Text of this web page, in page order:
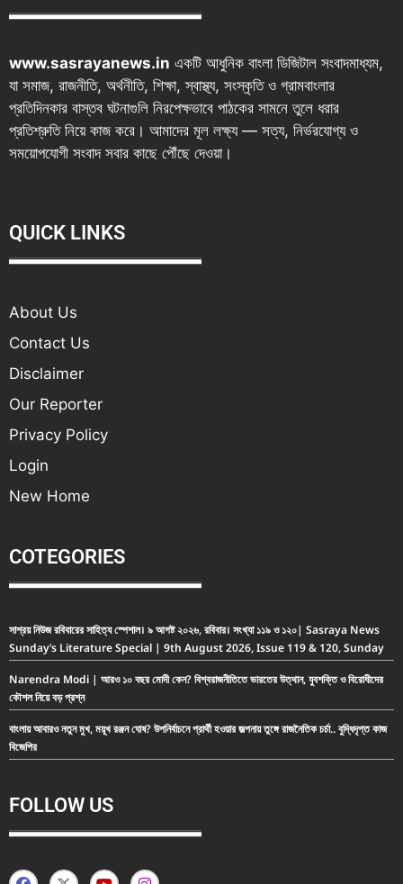
www.sasrayanews.in একটি আধুনিক বাংলা ডিজিটাল সংবাদমাধ্যম,
যা সমাজ, রাজনীতি, অর্থনীতি, শিক্ষা, স্বাস্থ্য, সংস্কৃতি ও গ্রামবাংলার
প্রতিদিনকার বাস্তব ঘটনাগুলি নিরপেক্ষভাবে পাঠকের সামনে তুলে ধরার
প্রতিশ্রুতি নিয়ে কাজ করে। আমাদের মূল লক্ষ্য — সত্য, নির্ভরযোগ্য ও
সময়োপযোগী সংবাদ সবার কাছে পৌঁছে দেওয়া।
QUICK LINKS
About Us
Contact Us
Disclaimer
Our Reporter
Privacy Policy
Login
New Home
COTEGORIES
সাশ্রয় নিউজ রবিবারের সাহিত্য স্পেশাল। ৯ আগষ্ট ২০২৬, রবিবার। সংখ্যা ১১৯ ও ১২০| Sasraya News
Sunday’s Literature Special | 9th August 2026, Issue 119 & 120, Sunday
Narendra Modi | আরও ১০ বছর মোদী কেন? বিশ্বরাজনীতিতে ভারতের উত্থান, যুবশক্তি ও বিরোধীদের
কৌশল নিয়ে বড় প্রশ্ন
বাংলায় আবারও নতুন মুখ, ময়ূখ রঞ্জন ঘোষ? উপনির্বাচনে প্রার্থী হওয়ার জল্পনায় তুঙ্গে রাজনৈতিক চর্চা.. বুদ্ধিদৃপ্ত কাজ
বিজেপির
FOLLOW US